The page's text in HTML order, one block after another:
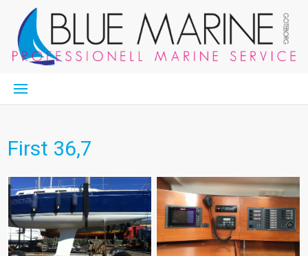
First 36,7